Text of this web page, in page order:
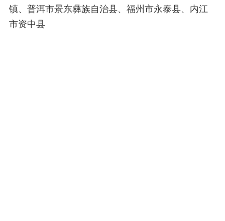
镇、普洱市景东彝族自治县、福州市永泰县、内江
市资中县